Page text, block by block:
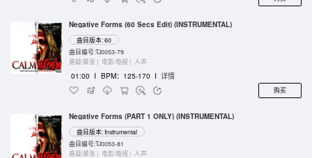
Negative Forms (60 Secs Edit) (INSTRUMENTAL)
曲目版本: 60
曲目编号:TJ0053-79
悬疑/紧张 | 电影/电视 | 人声
01:00 I BPM：125-170 I 详情
购买
Negative Forms (PART 1 ONLY) (INSTRUMENTAL)
曲目版本: Instrumental
曲目编号:TJ0053-81
悬疑/紧张 | 电影/电视 | 人声